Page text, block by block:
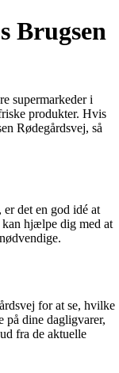
Brugsen
supermarkeder i
produkter. Hvis
Rødegårdsvej, så
det en god idé at
hjælpe dig med at
for at se, hvilke
på dine dagligvarer,
fra de aktuelle